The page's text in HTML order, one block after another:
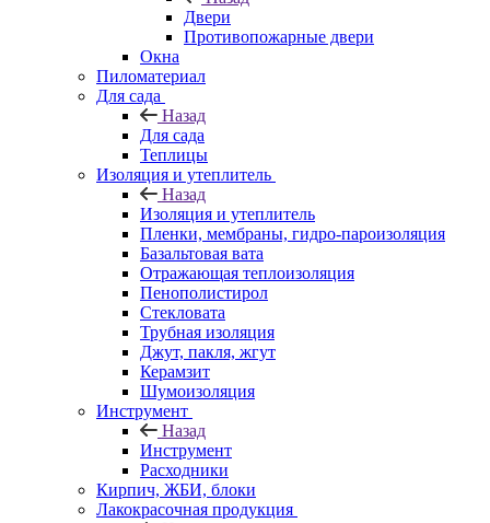
Двери
Противопожарные двери
Окна
Пиломатериал
Для сада
Назад
Для сада
Теплицы
Изоляция и утеплитель
Назад
Изоляция и утеплитель
Пленки, мембраны, гидро-пароизоляция
Базальтовая вата
Отражающая теплоизоляция
Пенополистирол
Стекловата
Трубная изоляция
Джут, пакля, жгут
Керамзит
Шумоизоляция
Инструмент
Назад
Инструмент
Расходники
Кирпич, ЖБИ, блоки
Лакокрасочная продукция